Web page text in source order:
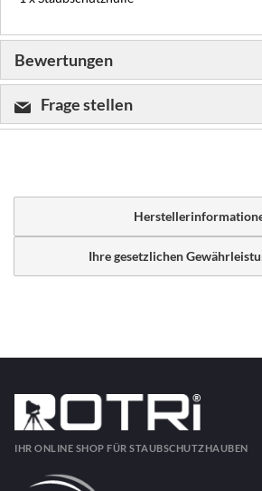
Bewertungen
Frage stellen
Ihre gesetzlichen
IHR ONLINE SHOP FÜR STAUBSCHUTZHAUBEN